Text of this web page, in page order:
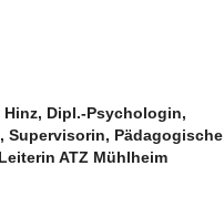
Dipl.-Psychologin,
Supervisorin, Pädagogische
ATZ Mühlheim